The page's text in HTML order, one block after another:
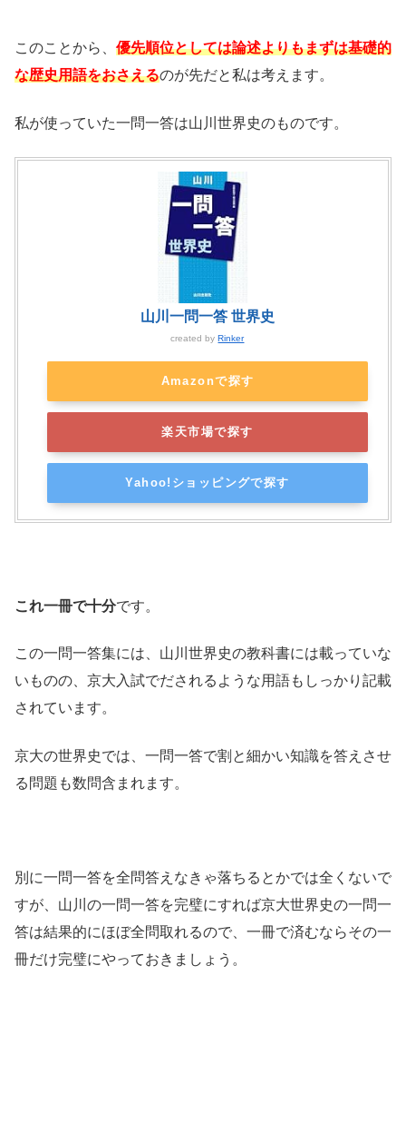
このことから、 優先順位としては論述よりもまずは基礎的
な歴史用語をおさえるのが先だと私は考えます。
私が使っていた一問一答は山川世界史のものです。
山川一問一答 世界史
created by Rinker
Amazonで探す
楽天市場で探す
Yahoo!ショッピングで探す
これ一冊で十分です。
この一問一答集には、山川世界史の教科書には載っていな
いものの、京大入試でだされるような用語もしっかり記載
されています。
京大の世界史では、一問一答で割と細かい知識を答えさせ
る問題も数問含まれます。
別に一問一答を全問答えなきゃ落ちるとかでは全くないで
すが、山川の一問一答を完璧にすれば京大世界史の一問一
答は結果的にほぼ全問取れるので、一冊で済むならその一
冊だけ完璧にやっておきましょう。